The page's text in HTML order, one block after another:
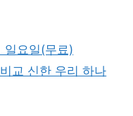
일요일(무료)
교 신한 우리 하나